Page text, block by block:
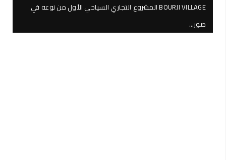
BOURJI VILLAGE المشروع التجاري السياحي الأول من نوعه في
صور…